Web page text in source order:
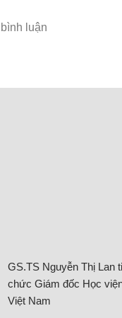
GS.TS Nguyễn Thị Lan
chức Giám đốc Học
Việt Nam